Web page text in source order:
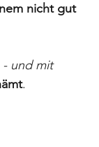
nicht gut
- und mit
.